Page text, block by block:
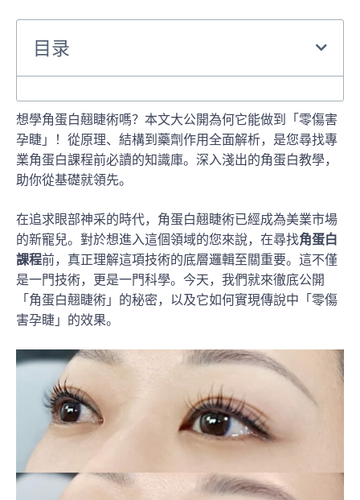
目录
想學角蛋白翹睫術嗎？本文大公開為何它能做到「零傷害
孕睫」！從原理、結構到藥劑作用全面解析，是您尋找專
業角蛋白課程前必讀的知識庫。深入淺出的角蛋白教學，
助你從基礎就領先。
在追求眼部神采的時代，角蛋白翹睫術已經成為美業市場
的新寵兒。對於想進入這個領域的您來說，在尋找角蛋白
課程前，真正理解這項技術的底層邏輯至關重要。這不僅
是一門技術，更是一門科學。今天，我們就來徹底公開
「角蛋白翹睫術」的秘密，以及它如何實現傳說中「零傷
害孕睫」的效果。